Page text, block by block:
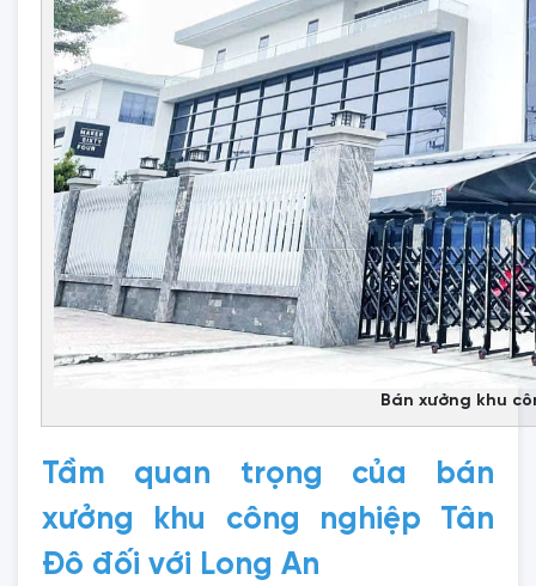
Bán xưởng khu
Tầm quan trọng của bán
xưởng khu công nghiệp Tân
Đô đối với Long An